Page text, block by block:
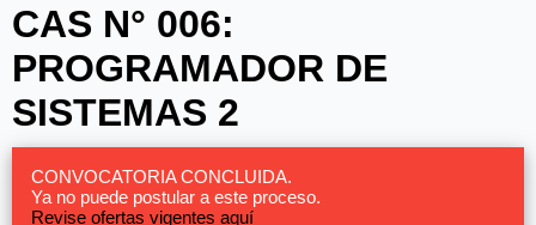
CAS N° 006:
PROGRAMADOR DE
SISTEMAS 2
CONVOCATORIA CONCLUIDA.
Ya no puede postular a este proceso.
Revise ofertas vigentes aquí